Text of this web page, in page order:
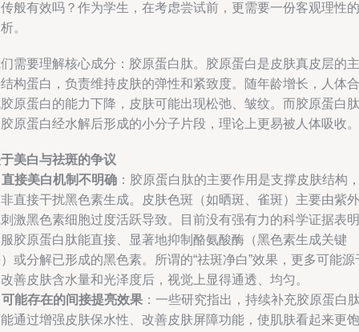
般有效吗？作为学生，在考虑尝试前，更需要一份客观理性的
。
需要理解核心成分：胶原蛋白肽。胶原蛋白是皮肤真皮层的主
构蛋白，负责维持皮肤的弹性和紧致度。随年龄增长，人体合
原蛋白的能力下降，皮肤可能出现松弛、皱纹。而胶原蛋白肽
原蛋白经水解后形成的小分子片段，理论上更易被人体吸收。
美白与祛斑的争议
直接美白机制不明确 ：胶原蛋白肽的主要作用是支撑皮肤结构
直接干扰黑色素生成。皮肤色斑（如晒斑、雀斑）主要由紫外
激黑色素细胞过度活跃导致。目前没有强有力的科学证据表明
胶原蛋白肽能直接、显著地抑制酪氨酸酶（黑色素生成关键
或分解已形成的黑色素。所谓的“祛斑净白”效果，更多可能源
善皮肤含水量和光泽度后，视觉上显得通透、均匀。
可能存在的间接提亮效果 ：一些研究指出，持续补充胶原蛋白
通过增强皮肤保水性、改善皮肤屏障功能，使肌肤看起来更饱